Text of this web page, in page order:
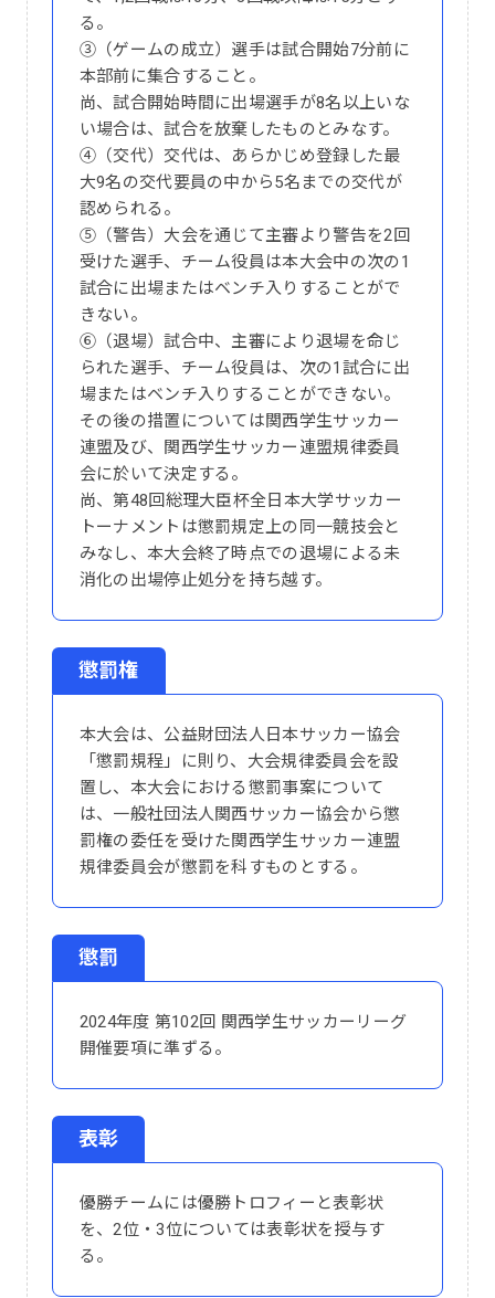
る。
③（ゲームの成立）選手は試合開始7分前に
本部前に集合すること。
尚、試合開始時間に出場選手が8名以上いな
い場合は、試合を放棄したものとみなす。
④（交代）交代は、あらかじめ登録した最
大9名の交代要員の中から5名までの交代が
認められる。
⑤（警告）大会を通じて主審より警告を2回
受けた選手、チーム役員は本大会中の次の1
試合に出場またはベンチ入りすることがで
きない。
⑥（退場）試合中、主審により退場を命じ
られた選手、チーム役員は、次の1試合に出
場またはベンチ入りすることができない。
その後の措置については関西学生サッカー
連盟及び、関西学生サッカー連盟規律委員
会に於いて決定する。
尚、第48回総理大臣杯全日本大学サッカー
トーナメントは懲罰規定上の同一競技会と
みなし、本大会終了時点での退場による未
消化の出場停止処分を持ち越す。
懲罰権
本大会は、公益財団法人日本サッカー協会
「懲罰規程」に則り、大会規律委員会を設
置し、本大会における懲罰事案について
は、一般社団法人関西サッカー協会から懲
罰権の委任を受けた関西学生サッカー連盟
規律委員会が懲罰を科すものとする。
懲罰
2024年度 第102回 関西学生サッカーリーグ
開催要項に準ずる。
表彰
優勝チームには優勝トロフィーと表彰状
を、2位・3位については表彰状を授与す
る。